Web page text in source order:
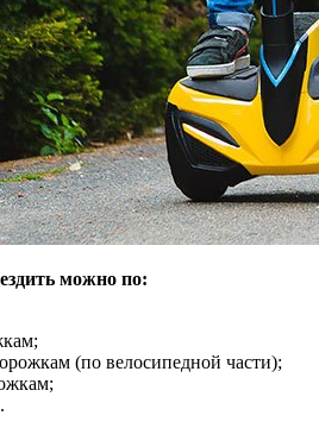
можно по:
(по велосипедной части);